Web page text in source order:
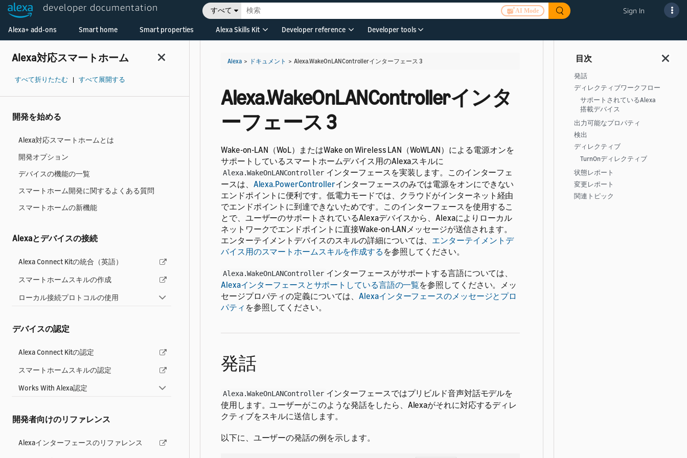
developer documentation すべて AI Mode Sign In
Alexa+ add-ons Smart home Smart properties Alexa Skills Kit Developer reference Developer tools
Alexa対応スマートホーム
すべて折りたたむ | すべて展開する
開発を始める
Alexa対応スマートホームとは
開発オプション
デバイスの機能の一覧
スマートホーム開発に関するよくある質問
スマートホームの新機能
Alexaとデバイスの接続
Alexa Connect Kitの統合（英語）
スマートホームスキルの作成
ローカル接続プロトコルの使用
デバイスの認定
Alexa Connect Kitの認定
スマートホームスキルの認定
Works With Alexa認定
開発者向けのリファレンス
Alexaインターフェースのリファレンス
Alexa > ドキュメント > Alexa.WakeOnLANControllerインターフェース 3
Alexa.WakeOnLANControllerインタ
ーフェース 3
Wake-on-LAN（WoL）またはWake on Wireless LAN（WoWLAN）による電源オンを
サポートしているスマートホームデバイス用のAlexaスキルに
Alexa.WakeOnLANController インターフェースを実装します。このインターフェ
ースは、 Alexa.PowerControllerインターフェースのみでは電源をオンにできない
エンドポイントに便利です。低電力モードでは、クラウドがインターネット経由
でエンドポイントに到達できないためです。このインターフェースを使用するこ
とで、ユーザーのサポートされているAlexaデバイスから、Alexaによりローカル
ネットワークでエンドポイントに直接Wake-on-LANメッセージが送信されます。
エンターテイメントデバイスのスキルの詳細については、 エンターテイメントデ
バイス用のスマートホームスキルを作成する を参照してください。
Alexa.WakeOnLANController インターフェースがサポートする言語については、
Alexaインターフェースとサポートしている言語の一覧を参照してください。メッ
セージプロパティの定義については、Alexaインターフェースのメッセージとプロ
パティ を参照してください。
発話
Alexa.WakeOnLANController インターフェースではプリビルド音声対話モデルを
使用します。ユーザーがこのような発話をしたら、Alexaがそれに対応するディレ
クティブをスキルに送信します。
以下に、ユーザーの発話の例を示します。
発話
ディレクティブワークフロー
サポートされているAlexa
搭載デバイス
出力可能なプロパティ
検出
ディレクティブ
TurnOnディレクティブ
状態レポート
変更レポート
関連トピック
Welcome! Ask the DevAssistant